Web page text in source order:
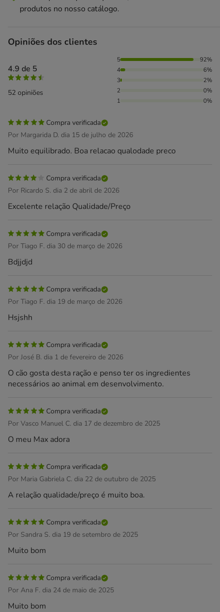
produtos no nosso catálogo.
Opiniões dos clientes
4.9 de 5
52 opiniões
92% das pessoas avaliaram com 5 estrelas, 6% das
5
92%
4
6%
3
2%
2
0%
1
0%
Compra verificada
Por Margarida D. dia 15 de julho de 2026
Muito equilibrado. Boa relacao qualodade preco
Compra verificada
Por Ricardo S. dia 2 de abril de 2026
Excelente relação Qualidade/Preço
Compra verificada
Por Tiago F. dia 30 de março de 2026
Bdjjdjd
Compra verificada
Por Tiago F. dia 19 de março de 2026
Hsjshh
Compra verificada
Por José B. dia 1 de fevereiro de 2026
O cão gosta desta ração e penso ter os ingredientes
necessários ao animal em desenvolvimento.
Compra verificada
Por Vasco Manuel C. dia 17 de dezembro de 2025
O meu Max adora
Compra verificada
Por Maria Gabriela C. dia 22 de outubro de 2025
A relação qualidade/preço é muito boa.
Compra verificada
Por Sandra S. dia 19 de setembro de 2025
Muito bom
Compra verificada
Por Ana F. dia 24 de maio de 2025
Muito bom